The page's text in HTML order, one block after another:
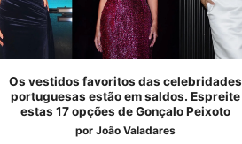
Os vestidos favoritos das celebridades
portuguesas estão em saldos. Espreite
estas 17 opções de Gonçalo Peixoto
por João Valadares